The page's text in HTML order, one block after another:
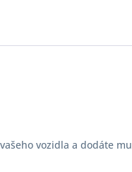
vozidla a dodáte mu